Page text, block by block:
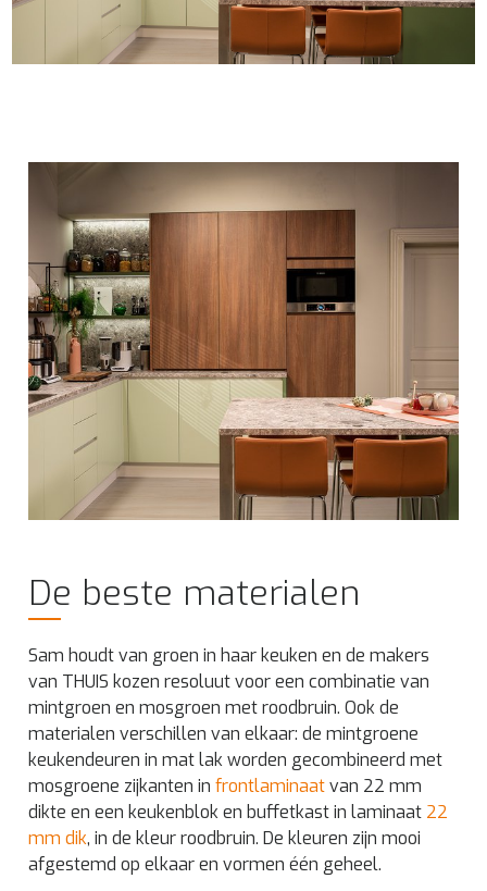
De beste materialen
Sam houdt van groen in haar keuken en de makers
van THUIS kozen resoluut voor een combinatie van
mintgroen en mosgroen met roodbruin. Ook de
materialen verschillen van elkaar: de mintgroene
keukendeuren in mat lak worden gecombineerd met
mosgroene zijkanten infrontlaminaatvan 22 mm
dikte en een keukenblok en buffetkast in laminaat 22
mm dik, in de kleur roodbruin. De kleuren zijn mooi
afgestemd op elkaar en vormen één geheel.